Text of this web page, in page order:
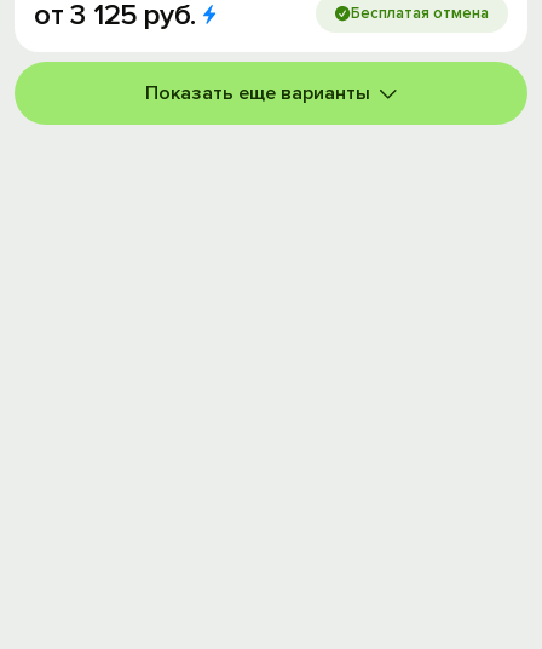
от3 125 руб. Бесплатая отмена
Показать еще варианты